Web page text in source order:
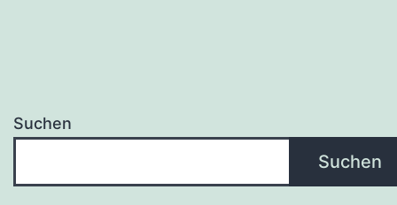
Suchen
Suchen